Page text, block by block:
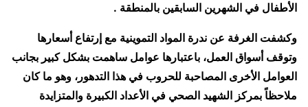
الأطفال في الشهرين السابقين بالمنطقة .
وكشفت الغرفة عن ندرة المواد التموينية مع إرتفاع أسعارها
وتوقف أسواق العمل، باعتبارها عوامل ساهمت بشكل كبير بجانب
العوامل الأخرى المصاحبة للحروب في هذا التدهور، وهو ما كان
ملاحظاً بمركز الشهيد الصحي في الأعداد الكبيرة والمتزايدة